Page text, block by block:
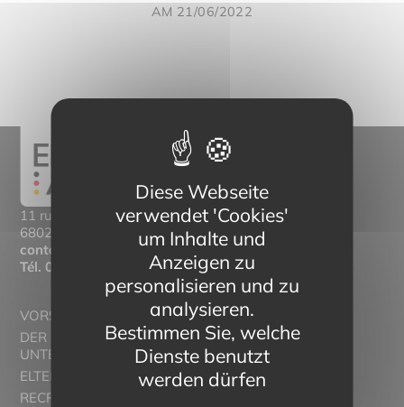
AM 21/06/2022
11 rue Mittlerweg,
68025 Colmar Cedex
contact@eltern-bilinguisme.org
Tél. 03 89 20 46 74
VORSTELLUNG
DER ZWEISPRACHIGE
UNTERRICHT
ELTERN ALSACE - EUROSTAGES
RECRUTORRS
Diese Webseite
verwendet 'Cookies'
um Inhalte und
Anzeigen zu
personalisieren und zu
analysieren.
Bestimmen Sie, welche
Dienste benutzt
werden dürfen